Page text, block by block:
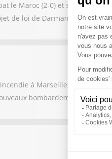
le Maroc (2-0) et se qualifie
de loi de Darmanin
à Marseille, des
bombardements contre